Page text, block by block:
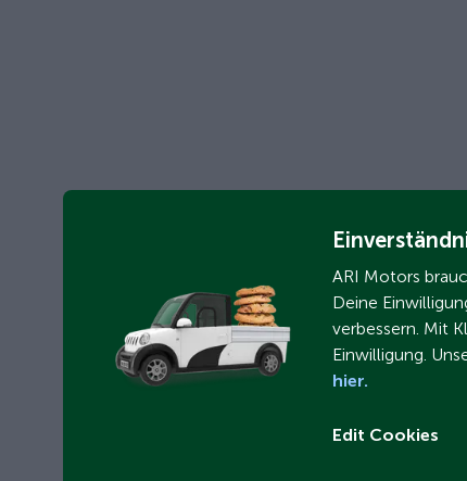
ARI Motors
Deine
verbessern. Mit
Einwilligung.
hier.
Edit Cookies